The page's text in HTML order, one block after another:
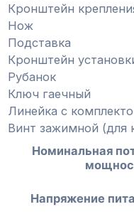
Кронштейн
Нож
Подставка
Кронштейн
Рубанок
Ключ гаечный
Линейка с
Винт зажимной (для
Номинальная
Напряжение